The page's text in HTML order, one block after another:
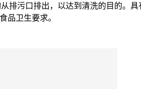
污口排出，以达到清洗的目的。
品卫生要求。